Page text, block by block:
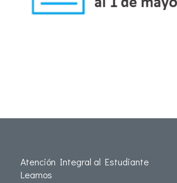
Atención Integral al Estudiante
Leamos